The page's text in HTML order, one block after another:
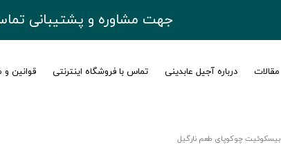
جهت مشاوره و پشتیبانی تماس بگیرید
مقالات درباره آجیل عابدینی تماس با فروشگاه اینترنتی قوانین و
بیسکوئیت چوکوپای طعم نارگیل